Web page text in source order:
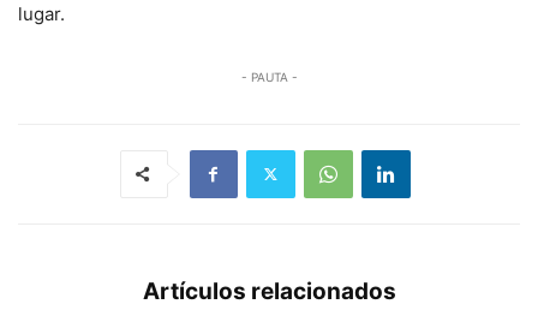
lugar.
- PAUTA -
Artículos relacionados